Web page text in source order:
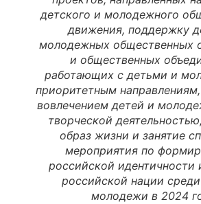
детского и молодежного
движения, поддержку
молодежных общественных
и общественных
работающих с детьми и
приоритетным
вовлечением детей и
творческой
образ жизни и занятие
мероприятия по
российской идентичности
российской нации
молодежи в 2024